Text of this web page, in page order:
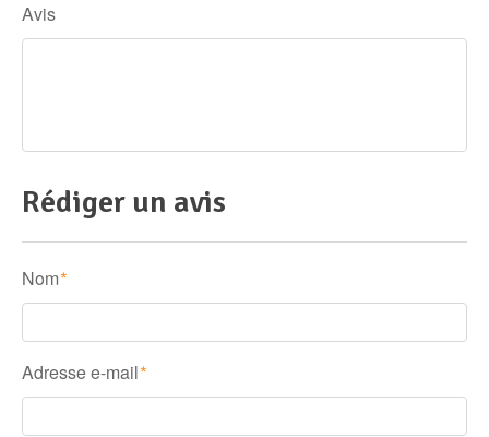
Avis
Rédiger un avis
Nom *
Adresse e-mail *